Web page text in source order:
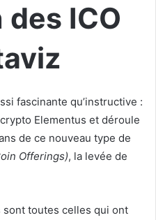
des ICO
fascinante qu’instructive :
Elementus et déroule
de ce nouveau type de
Offerings), la levée de
toutes celles qui ont